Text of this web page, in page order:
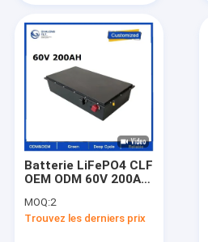
Batterie LiFePO4 CLF
OEM ODM 60V 200Ah
décharge élevé de
200A et étanchéité
MOQ:2
Trouvez les derniers prix